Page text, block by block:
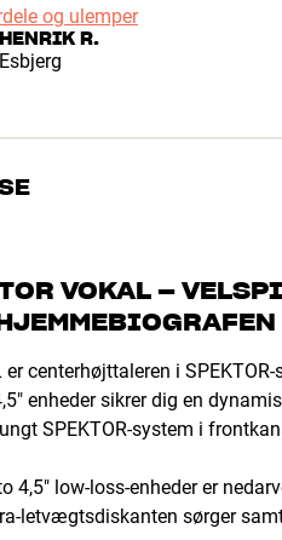
og ulemper
HENRIK R.
Esbjerg
VOKAL –
er centerhøjttaleren i
enheder sikrer dig en
SPEKTOR-system i
4,5" low-loss-enheder er
letvægtsdiskanten sørger